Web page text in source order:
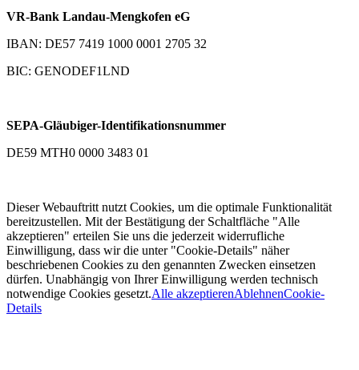
VR-Bank Landau-Mengkofen eG
IBAN: DE57 7419 1000 0001 2705 32
BIC: GENODEF1LND
SEPA-Gläubiger-Identifikationsnummer
DE59 MTH0 0000 3483 01
Dieser Webauftritt nutzt Cookies, um die optimale Funktionalität
bereitzustellen. Mit der Bestätigung der Schaltfläche "Alle
akzeptieren" erteilen Sie uns die jederzeit widerrufliche
Einwilligung, dass wir die unter "Cookie-Details" näher
beschriebenen Cookies zu den genannten Zwecken einsetzen
dürfen. Unabhängig von Ihrer Einwilligung werden technisch
notwendige Cookies gesetzt.Alle akzeptierenAblehnenCookie-
Details